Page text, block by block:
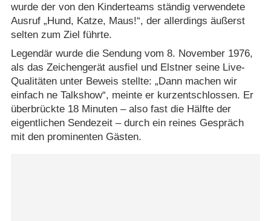
wurde der von den Kinderteams ständig verwendete
Ausruf „Hund, Katze, Maus!“, der allerdings äußerst
selten zum Ziel führte.
Legendär wurde die Sendung vom 8. November 1976,
als das Zeichengerät ausfiel und Elstner seine Live-
Qualitäten unter Beweis stellte: „Dann machen wir
einfach ne Talkshow“, meinte er kurzentschlossen. Er
überbrückte 18 Minuten – also fast die Hälfte der
eigentlichen Sendezeit – durch ein reines Gespräch
mit den prominenten Gästen.